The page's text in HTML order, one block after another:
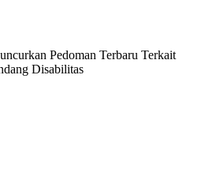
Pedoman Terbaru Terkait
Disabilitas